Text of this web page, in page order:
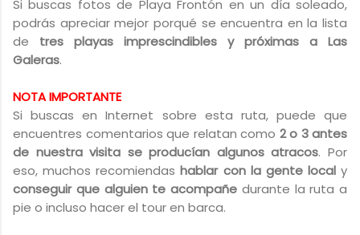
Si buscas fotos de Playa Frontón en un día soleado,
podrás apreciar mejor porqué se encuentra en la lista
de tres playas imprescindibles y próximas a Las
Galeras.
NOTA IMPORTANTE
Si buscas en Internet sobre esta ruta, puede que
encuentres comentarios que relatan como 2 o 3 antes
de nuestra visita se producían algunos atracos. Por
eso, muchos recomiendashablar con la gente localy
conseguir que alguien te acompañe durante la ruta a
pie o incluso hacer el tour en barca.